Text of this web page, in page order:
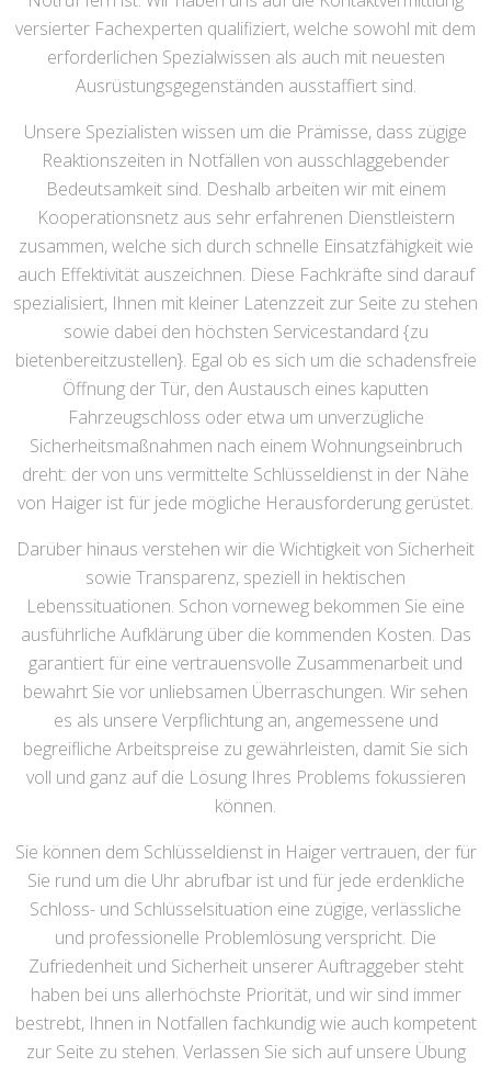
versierter Fachexperten qualifiziert, welche sowohl mit dem
erforderlichen Spezialwissen als auch mit neuesten
Ausrüstungsgegenständen ausstaffiert sind.
Unsere Spezialisten wissen um die Prämisse, dass zügige
Reaktionszeiten in Notfällen von ausschlaggebender
Bedeutsamkeit sind. Deshalb arbeiten wir mit einem
Kooperationsnetz aus sehr erfahrenen Dienstleistern
zusammen, welche sich durch schnelle Einsatzfähigkeit wie
auch Effektivität auszeichnen. Diese Fachkräfte sind darauf
spezialisiert, Ihnen mit kleiner Latenzzeit zur Seite zu stehen
sowie dabei den höchsten Servicestandard {zu
bietenbereitzustellen}. Egal ob es sich um die schadensfreie
Öffnung der Tür, den Austausch eines kaputten
Fahrzeugschloss oder etwa um unverzügliche
Sicherheitsmaßnahmen nach einem Wohnungseinbruch
dreht: der von uns vermittelte Schlüsseldienst in der Nähe
von Haiger ist für jede mögliche Herausforderung gerüstet.
Darüber hinaus verstehen wir die Wichtigkeit von Sicherheit
sowie Transparenz, speziell in hektischen
Lebenssituationen. Schon vorneweg bekommen Sie eine
ausführliche Aufklärung über die kommenden Kosten. Das
garantiert für eine vertrauensvolle Zusammenarbeit und
bewahrt Sie vor unliebsamen Überraschungen. Wir sehen
es als unsere Verpflichtung an, angemessene und
begreifliche Arbeitspreise zu gewährleisten, damit Sie sich
voll und ganz auf die Lösung Ihres Problems fokussieren
können.
Sie können dem Schlüsseldienst in Haiger vertrauen, der für
Sie rund um die Uhr abrufbar ist und für jede erdenkliche
Schloss- und Schlüsselsituation eine zügige, verlässliche
und professionelle Problemlösung verspricht. Die
Zufriedenheit und Sicherheit unserer Auftraggeber steht
haben bei uns allerhöchste Priorität, und wir sind immer
bestrebt, Ihnen in Notfällen fachkundig wie auch kompetent
zur Seite zu stehen. Verlassen Sie sich auf unsere Übung